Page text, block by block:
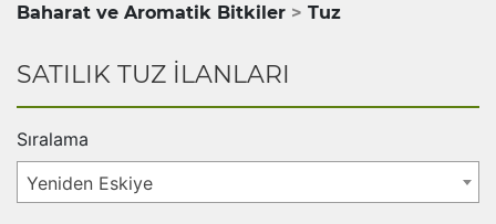
Baharat ve Aromatik Bitkiler
Tuz
SATILIK TUZ İLANLARI
Sıralama
Yeniden Eskiye